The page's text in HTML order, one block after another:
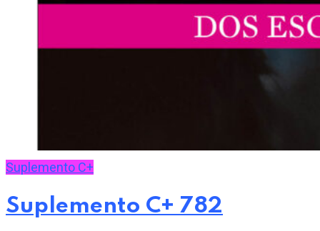
Suplemento C+
Suplemento C+ 782